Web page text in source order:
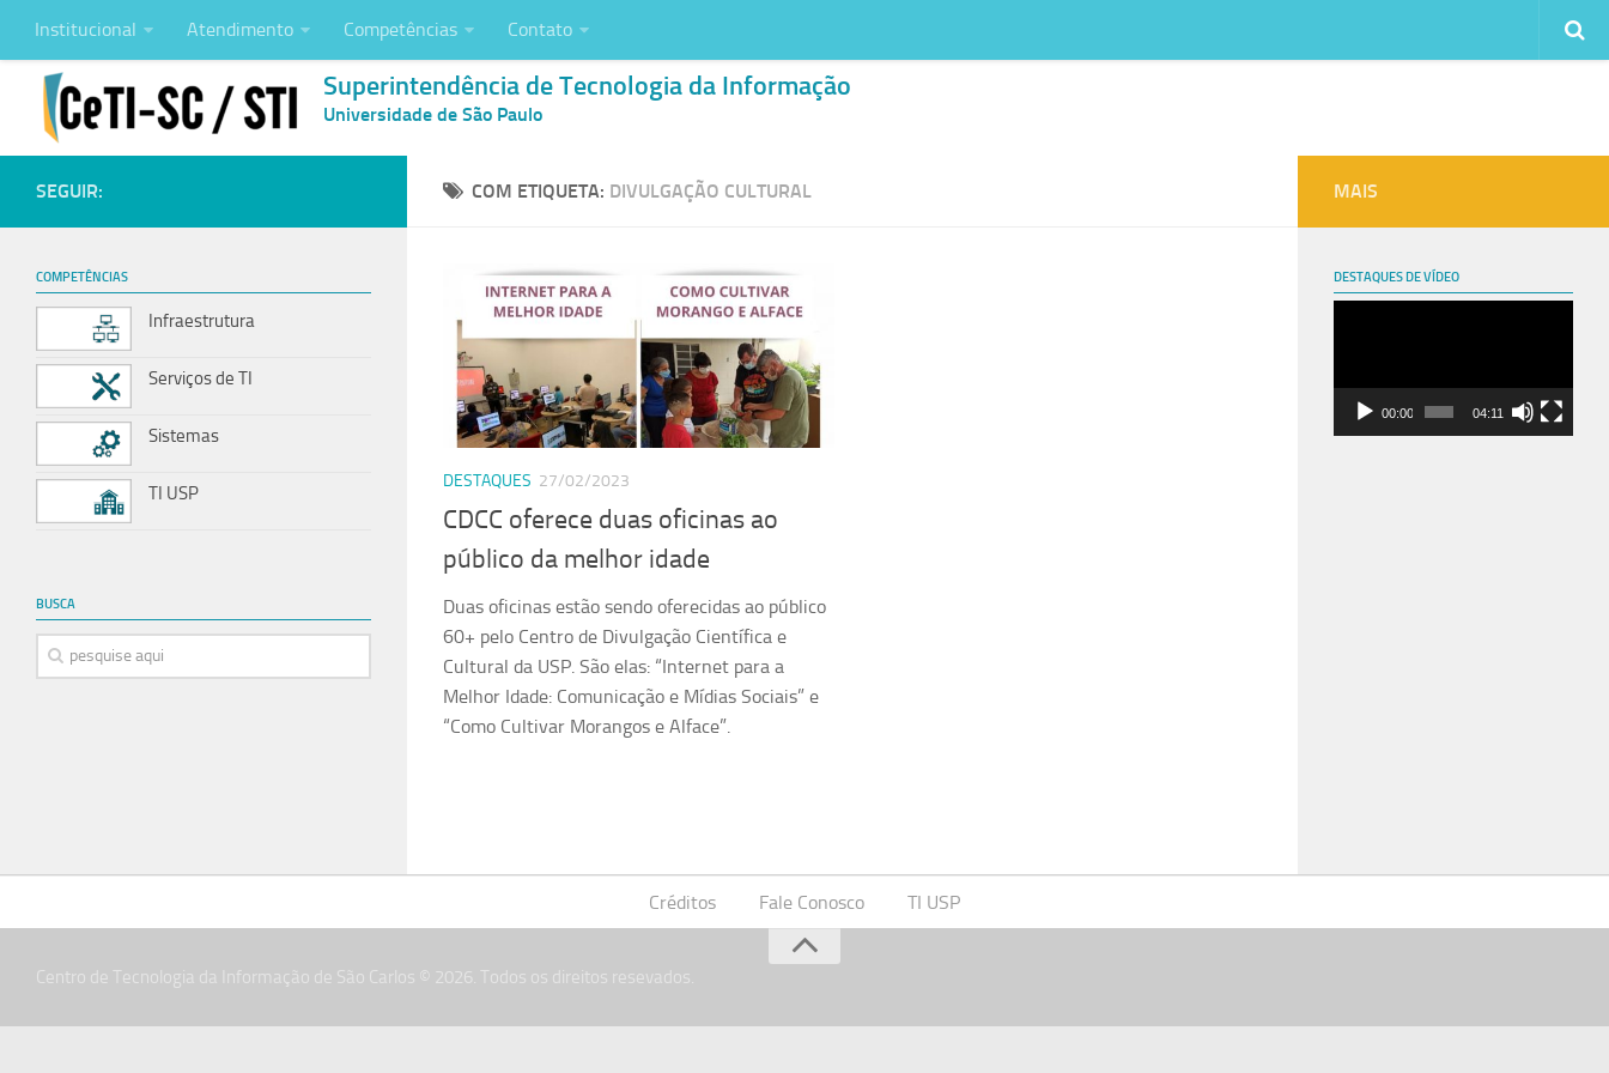
Institucional Atendimento Competências Contato
Superintendência de Tecnologia da Informação
Universidade de São Paulo
COM ETIQUETA: DIVULGAÇÃO CULTURAL
DESTAQUES 27/02/2023
CDCC oferece duas oficinas ao
público da melhor idade
Duas oficinas estão sendo oferecidas ao público
60+ pelo Centro de Divulgação Científica e
Cultural da USP. São elas: “Internet para a
Melhor Idade: Comunicação e Mídias Sociais” e
“Como Cultivar Morangos e Alface”.
SEGUIR:
COMPETÊNCIAS
Infraestrutura
Serviços de TI
Sistemas
TI USP
BUSCA
MAIS
DESTAQUES DE VÍDEO
00:00 04:11
Créditos Fale Conosco TI USP
Centro de Tecnologia da Informação de São Carlos © 2026. Todos os direitos resevados.